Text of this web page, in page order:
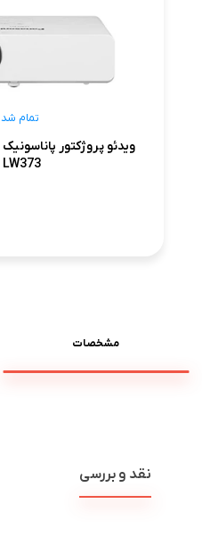
LW373
تمام شد
مشخصات
نقد و بررسی